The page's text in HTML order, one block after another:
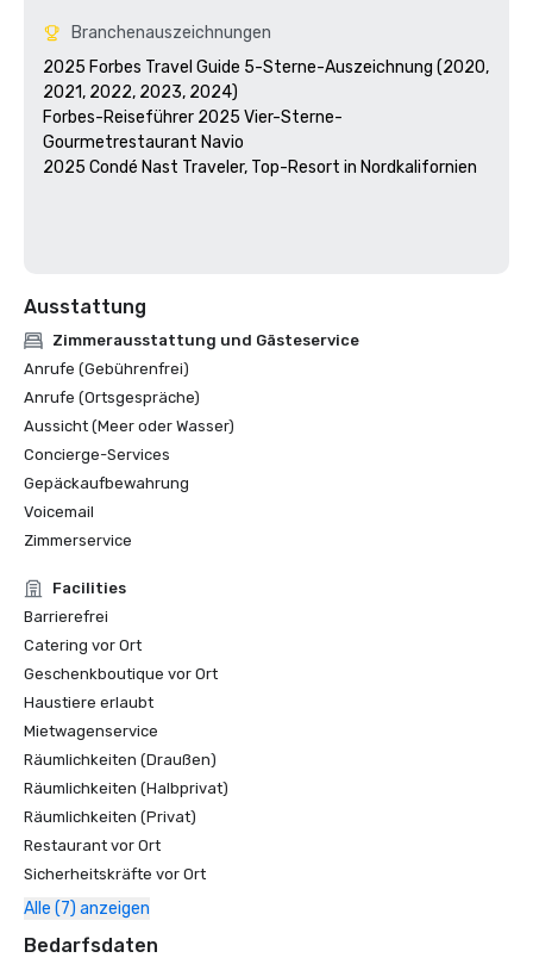
Branchenauszeichnungen
2025 Forbes Travel Guide 5-Sterne-Auszeichnung (2020,
2021, 2022, 2023, 2024)
Forbes-Reiseführer 2025 Vier-Sterne-
Gourmetrestaurant Navio
2025 Condé Nast Traveler, Top-Resort in Nordkalifornien
Ausstattung
Zimmerausstattung und Gästeservice
Anrufe (Gebührenfrei)
Anrufe (Ortsgespräche)
Aussicht (Meer oder Wasser)
Concierge-Services
Gepäckaufbewahrung
Voicemail
Zimmerservice
Facilities
Barrierefrei
Catering vor Ort
Geschenkboutique vor Ort
Haustiere erlaubt
Mietwagenservice
Räumlichkeiten (Draußen)
Räumlichkeiten (Halbprivat)
Räumlichkeiten (Privat)
Restaurant vor Ort
Sicherheitskräfte vor Ort
Alle (7) anzeigen
Bedarfsdaten